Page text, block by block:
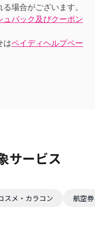
場合がございます。
ュバック及びクーポン
はペイディヘルプペー
サービス
スメ・カラコン 航空